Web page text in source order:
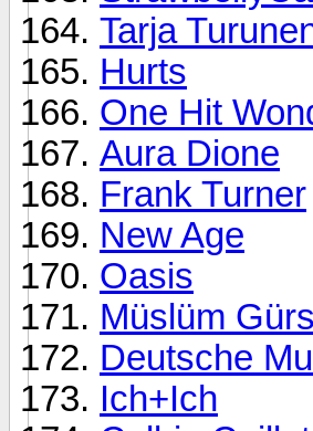
Tarja
Hurts
One Hit
Aura Dione
Frank Turner
New Age
Oasis
Müslüm
Deutsche
Ich+Ich